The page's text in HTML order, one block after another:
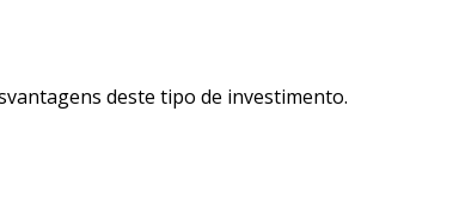
deste tipo de investimento.